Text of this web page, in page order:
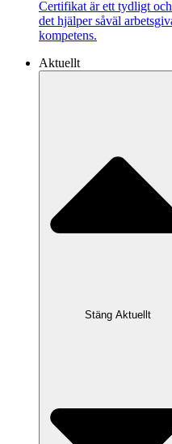
Certifikat är ett tydligt
det hjälper såväl
kompetens.
Aktuellt
Stäng Aktuellt